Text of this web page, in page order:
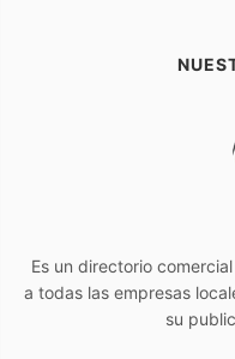
Es un directorio
a todas las empresas
su